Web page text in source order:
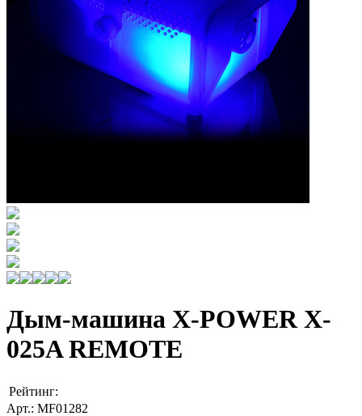
Дым-машина X-POWER X-
025A REMOTE
Рейтинг:
Арт.: MF01282